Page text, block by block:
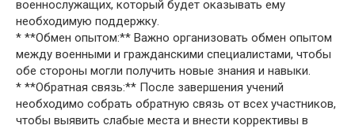
военнослужащих, который будет оказывать ему
необходимую поддержку.
* **Обмен опытом:** Важно организовать обмен опытом
между военными и гражданскими специалистами, чтобы
обе стороны могли получить новые знания и навыки.
* **Обратная связь:** После завершения учений
необходимо собрать обратную связь от всех участников,
чтобы выявить слабые места и внести коррективы в